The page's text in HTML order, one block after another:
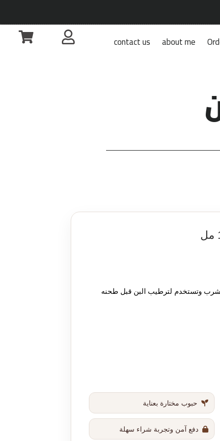
about me
contact us
وتستخدم لترطيب البن قبل طحنه
حبوب مختارة بعناية
دفع آمن وتجربة شراء سهلة